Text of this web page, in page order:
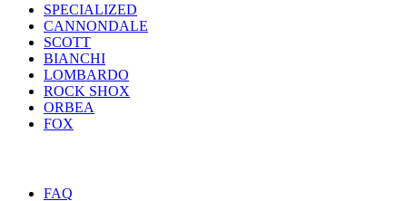
SPECIALIZED
CANNONDALE
SCOTT
BIANCHI
LOMBARDO
ROCK SHOX
ORBEA
FOX
FAQ